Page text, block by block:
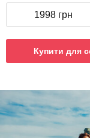
1998 грн
Купити для